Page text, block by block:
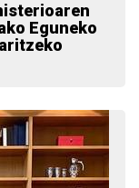
Eguneko